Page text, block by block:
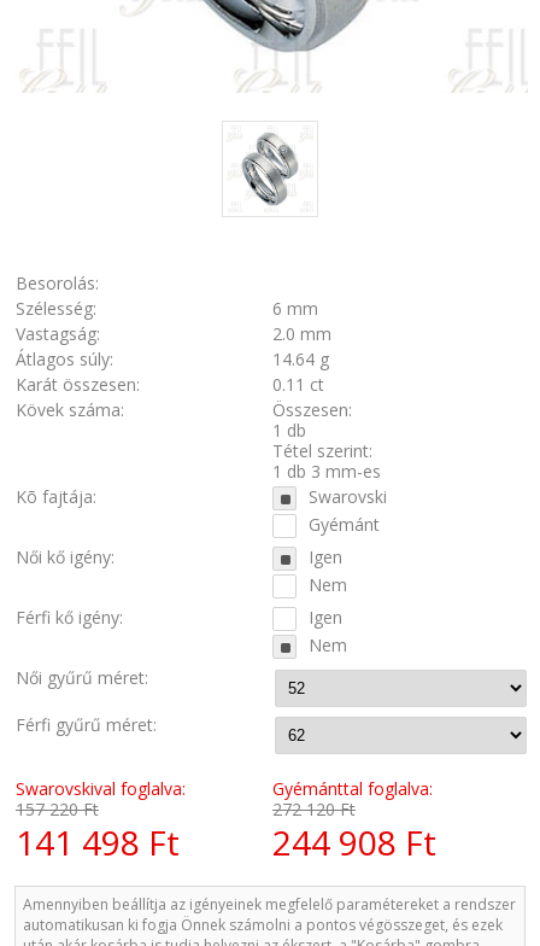
Besorolás:
Szélesség:
6 mm
Vastagság:
2.0 mm
Átlagos súly:
14.64 g
Karát összesen:
0.11 ct
Kövek száma:
Összesen:
1 db
Tétel szerint:
1 db 3 mm-es
Kõ fajtája:
Swarovski
Gyémánt
Női kő igény:
Igen
Nem
Férfi kő igény:
Igen
Nem
Női gyűrű méret:
Férfi gyűrű méret:
Swarovskival foglalva:
157 220 Ft
141 498 Ft
Gyémánttal foglalva:
272 120 Ft
244 908 Ft
Amennyiben beállítja az igényeinek megfelelő paramétereket a rendszer
automatikusan ki fogja Önnek számolni a pontos végösszeget, és ezek